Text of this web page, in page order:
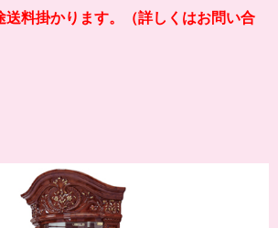
料掛かります。（詳しくはお問い合